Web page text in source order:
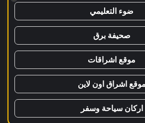
ضوء التعليمي
صحيفة برق
موقع اشراقات
موقع اشراق اون لاين
اركان سياحة وسفر